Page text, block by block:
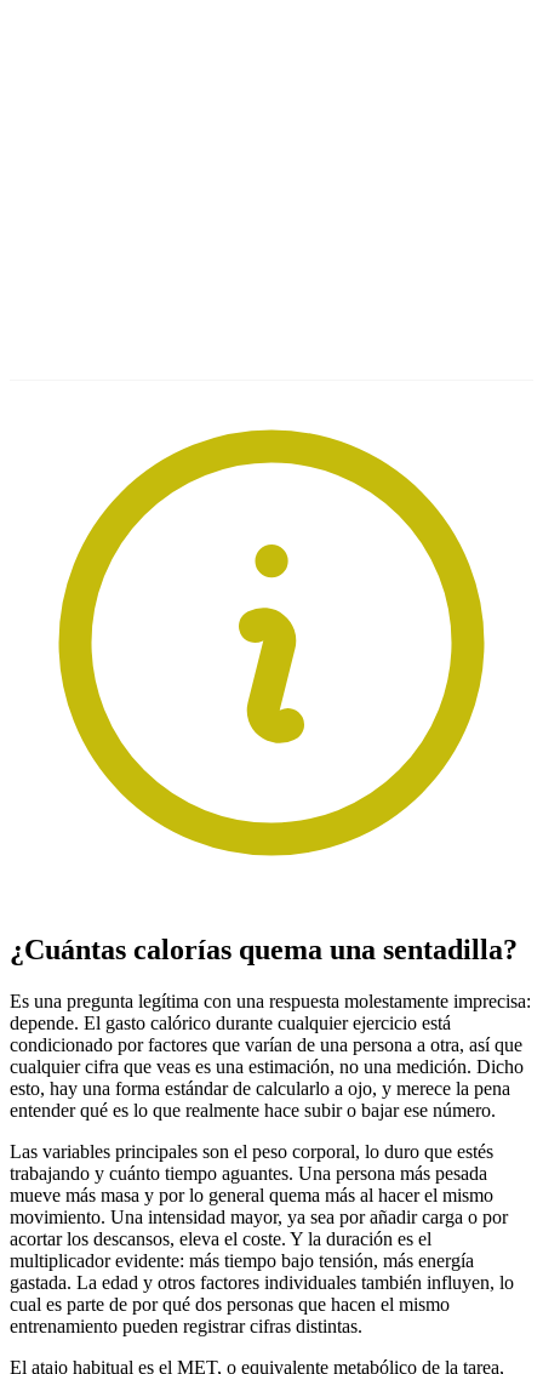
¿Cuántas calorías quema una sentadilla?
Es una pregunta legítima con una respuesta molestamente imprecisa:
depende. El gasto calórico durante cualquier ejercicio está
condicionado por factores que varían de una persona a otra, así que
cualquier cifra que veas es una estimación, no una medición. Dicho
esto, hay una forma estándar de calcularlo a ojo, y merece la pena
entender qué es lo que realmente hace subir o bajar ese número.
Las variables principales son el peso corporal, lo duro que estés
trabajando y cuánto tiempo aguantes. Una persona más pesada
mueve más masa y por lo general quema más al hacer el mismo
movimiento. Una intensidad mayor, ya sea por añadir carga o por
acortar los descansos, eleva el coste. Y la duración es el
multiplicador evidente: más tiempo bajo tensión, más energía
gastada. La edad y otros factores individuales también influyen, lo
cual es parte de por qué dos personas que hacen el mismo
entrenamiento pueden registrar cifras distintas.
El atajo habitual es el MET, o equivalente metabólico de la tarea,